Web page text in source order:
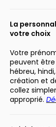
La
votre choix
Votre
peuvent être
hébreu,
création et
collez
approprié.